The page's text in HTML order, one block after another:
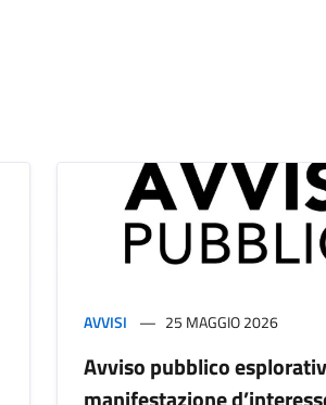
AVVISI 25 MAGGIO 2026
Avviso pubblico